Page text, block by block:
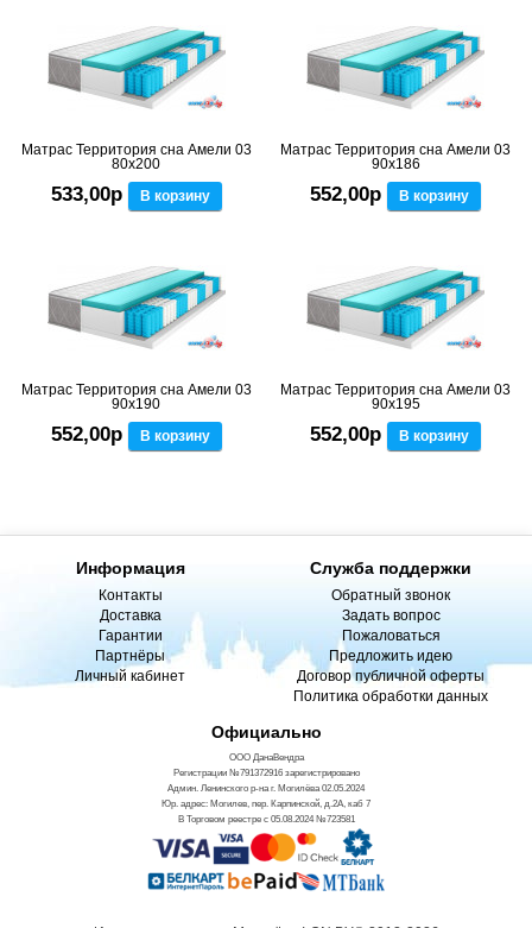
Матрас Территория сна Амели 03
80x200
533,00р В корзину
Матрас Территория сна Амели 03
90x186
552,00р В корзину
Матрас Территория сна Амели 03
90x190
552,00р В корзину
Матрас Территория сна Амели 03
90x195
552,00р В корзину
Информация
Контакты
Доставка
Гарантии
Партнёры
Личный кабинет
Служба поддержки
Обратный звонок
Задать вопрос
Пожаловаться
Предложить идею
Договор публичной оферты
Политика обработки данных
Официально
ООО ДанаВендра
Регистрации №791372916 зарегистрировано
Админ. Ленинского р-на г. Могилёва 02.05.2024
Юр. адрес: Могилев, пер. Карпинской, д.2А, каб 7
В Торговом реестре с 05.08.2024 №723581